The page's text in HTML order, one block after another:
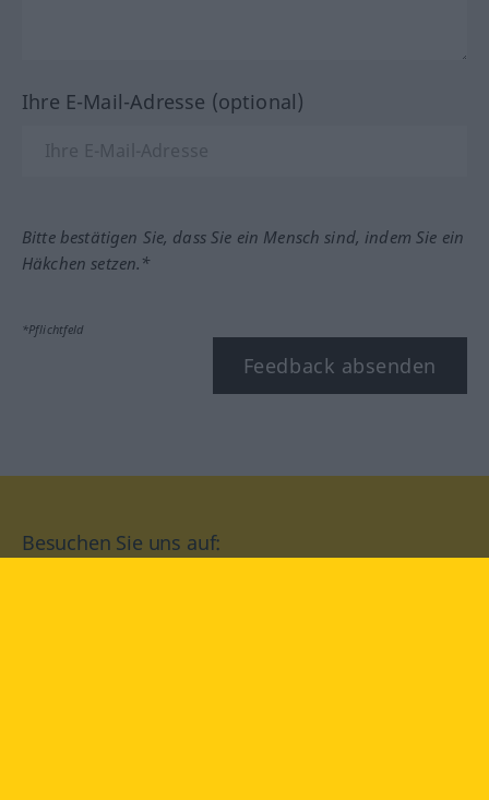
Ihre E-Mail-Adresse (optional)
Bitte bestätigen Sie, dass Sie ein Mensch sind, indem Sie ein
Häkchen setzen.*
*Pflichtfeld
Feedback absenden
Besuchen Sie uns auf: